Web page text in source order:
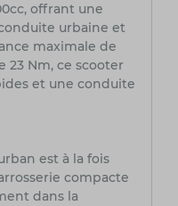
offrant une
urbaine et
maximale de
23 Nm, ce scooter
et une conduite
est à la fois
compacte
dans la